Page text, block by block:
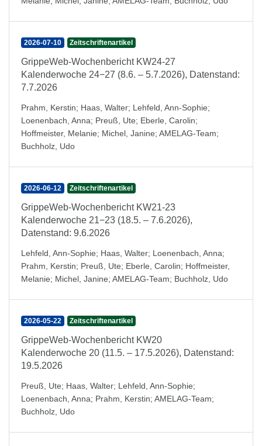
2026-07-10 Zeitschriftenartikel
GrippeWeb-Wochenbericht KW24-27
Kalenderwoche 24−27 (8.6. – 5.7.2026), Datenstand:
7.7.2026
Prahm, Kerstin; Haas, Walter; Lehfeld, Ann-Sophie;
Loenenbach, Anna; Preuß, Ute; Eberle, Carolin;
Hoffmeister, Melanie; Michel, Janine; AMELAG-Team;
Buchholz, Udo
2026-06-12 Zeitschriftenartikel
GrippeWeb-Wochenbericht KW21-23
Kalenderwoche 21−23 (18.5. – 7.6.2026),
Datenstand: 9.6.2026
Lehfeld, Ann-Sophie; Haas, Walter; Loenenbach, Anna;
Prahm, Kerstin; Preuß, Ute; Eberle, Carolin; Hoffmeister,
Melanie; Michel, Janine; AMELAG-Team; Buchholz, Udo
2026-05-22 Zeitschriftenartikel
GrippeWeb-Wochenbericht KW20
Kalenderwoche 20 (11.5. – 17.5.2026), Datenstand:
19.5.2026
Preuß, Ute; Haas, Walter; Lehfeld, Ann-Sophie;
Loenenbach, Anna; Prahm, Kerstin; AMELAG-Team;
Buchholz, Udo